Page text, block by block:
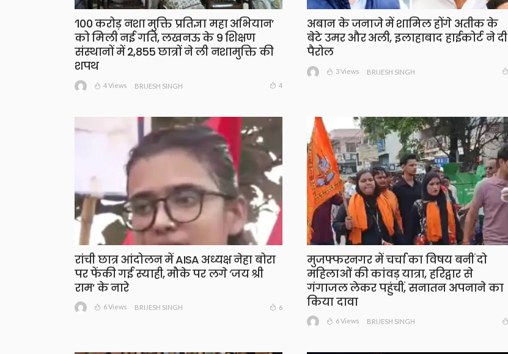
‘100 करोड़ नशा मुक्ति प्रतिज्ञा महा अभियान’
को मिली नई गति, लखनऊ के 9 शिक्षण
संस्थानों में 2,855 छात्रों ने ली नशामुक्ति की
शपथ
4 Views BRIJESH SINGH 4
अबान के जनाजे में शामिल होंगे अतीक के
बेटे उमर और अली, इलाहाबाद हाईकोर्ट ने दी
पैरोल
3 Views BRIJESH SINGH
रांची छात्र आंदोलन में AISA अध्यक्ष नेहा बोरा
पर फेंकी गई स्याही, मौके पर लगे ‘जय श्री
राम’ के नारे
6 Views BRIJESH SINGH 6
मुजफ्फरनगर में चर्चा का विषय बनीं दो
महिलाओं की कांवड़ यात्रा, हरिद्वार से
गंगाजल लेकर पहुंचीं, सनातन अपनाने का
किया दावा
6 Views BRIJESH SINGH